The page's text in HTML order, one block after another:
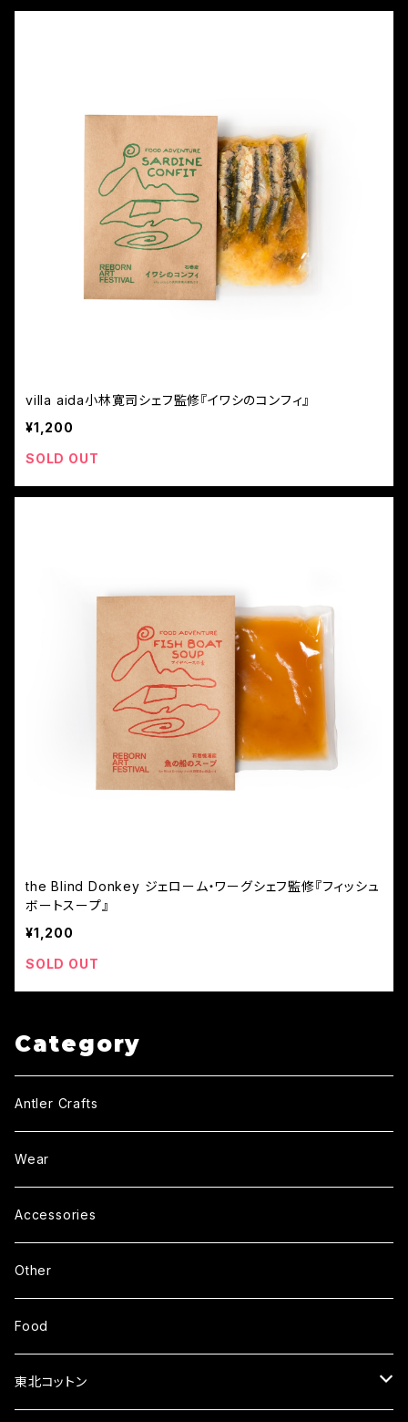
villa aida小林寛司シェフ監修『イワシのコンフィ』
¥1,200
SOLD OUT
the Blind Donkey ジェローム・ワーグシェフ監修『フィッシュ
ボートスープ』
¥1,200
SOLD OUT
Category
Antler Crafts
Wear
Accessories
Other
Food
東北コットン